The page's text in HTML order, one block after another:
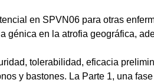
en SPVN06 para otras
génica en la atrofia geográfica,
tolerabilidad, eficacia
y bastones. La Parte 1, una